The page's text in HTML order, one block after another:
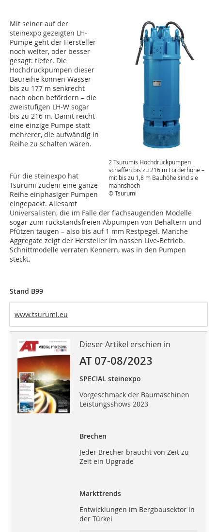
2 Tsurumis Hochdruckpumpen
schaffen bis zu 216 m Förderhöhe –
mit bis zu 1,8 m Bauhöhe sind sie
mannshoch
© Tsurumi
Mit seiner auf der
steinexpo gezeigten LH-
Pumpe geht der Hersteller
noch weiter, oder besser
gesagt: tiefer. Die
Hochdruckpumpen dieser
Baureihe können Wasser
bis zu 177 m senkrecht
nach oben befördern – die
zweistufigen LH-W sogar
bis zu 216 m. Damit reicht
eine einzige Pumpe statt
mehrerer, die aufwändig in
Reihe zu schalten wären.
Für die steinexpo hat
Tsurumi zudem eine ganze
Reihe einphasiger Pumpen
eingepackt. Allesamt
Universalisten, die im Falle der flachsaugenden Modelle
sogar zum rückstandsfreien Abpumpen von Behältern und
Pfützen taugen – also bis auf 1 mm Restpegel. Manche
Aggregate zeigt der Hersteller im nassen Live-Betrieb.
Schnittmodelle verraten Kennern, was in den Pumpen
steckt.
Stand B99
www.tsurumi.eu
Dieser Artikel erschien in
AT 07-08/2023
SPECIAL steinexpo
Vorgeschmack der Baumaschinen
Leistungsshows 2023
Brechen
Jeder Brecher braucht von Zeit zu
Zeit ein Upgrade
Markttrends
Entwicklungen im Bergbausektor in
der Türkei